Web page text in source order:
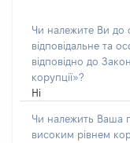
Чи належите Ви до
відповідальне та
відповідно до
корупції»?
Ні
Чи належить Ваша
високим рівнем